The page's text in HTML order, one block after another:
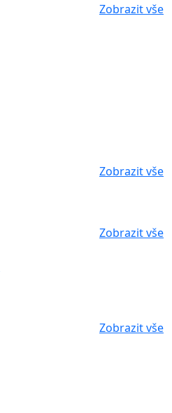
Zobrazit vše
Zobrazit vše
Zobrazit vše
Zobrazit vše